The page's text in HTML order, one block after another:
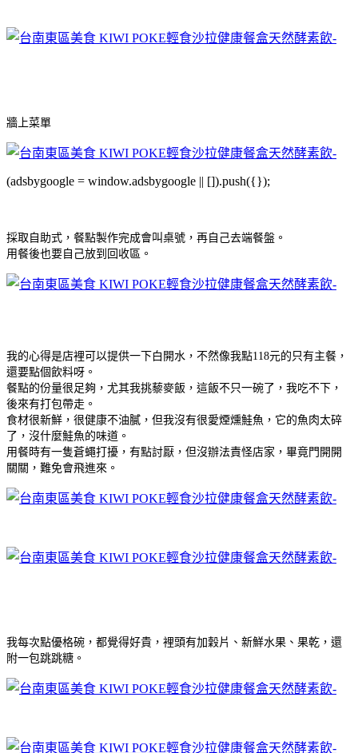
牆上菜單
(adsbygoogle = window.adsbygoogle || []).push({});
採取自助式，餐點製作完成會叫桌號，再自己去端餐盤。
用餐後也要自己放到回收區。
我的心得是店裡可以提供一下白開水，不然像我點118元的只有主餐，
還要點個飲料呀。
餐點的份量很足夠，尤其我挑藜麥飯，這飯不只一碗了，我吃不下，
後來有打包帶走。
食材很新鮮，很健康不油膩，但我沒有很愛煙燻鮭魚，它的魚肉太碎
了，沒什麼鮭魚的味道。
用餐時有一隻蒼蠅打擾，有點討厭，但沒辦法責怪店家，畢竟門開開
關關，難免會飛進來。
我每次點優格碗，都覺得好貴，裡頭有加穀片、新鮮水果、果乾，還
附一包跳跳糖。